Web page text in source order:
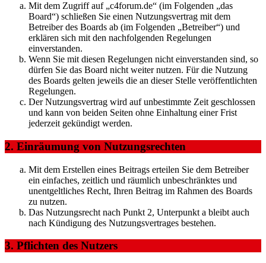
Mit dem Zugriff auf „c4forum.de“ (im Folgenden „das
Board“) schließen Sie einen Nutzungsvertrag mit dem
Betreiber des Boards ab (im Folgenden „Betreiber“) und
erklären sich mit den nachfolgenden Regelungen
einverstanden.
Wenn Sie mit diesen Regelungen nicht einverstanden sind, so
dürfen Sie das Board nicht weiter nutzen. Für die Nutzung
des Boards gelten jeweils die an dieser Stelle veröffentlichten
Regelungen.
Der Nutzungsvertrag wird auf unbestimmte Zeit geschlossen
und kann von beiden Seiten ohne Einhaltung einer Frist
jederzeit gekündigt werden.
2. Einräumung von Nutzungsrechten
Mit dem Erstellen eines Beitrags erteilen Sie dem Betreiber
ein einfaches, zeitlich und räumlich unbeschränktes und
unentgeltliches Recht, Ihren Beitrag im Rahmen des Boards
zu nutzen.
Das Nutzungsrecht nach Punkt 2, Unterpunkt a bleibt auch
nach Kündigung des Nutzungsvertrages bestehen.
3. Pflichten des Nutzers